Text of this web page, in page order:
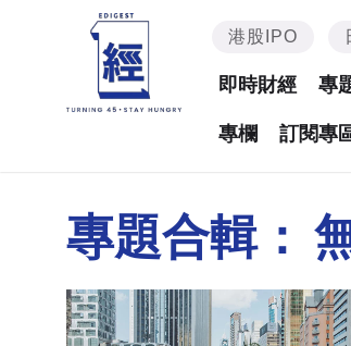
港股IPO
即時財經 專
專欄 訂閱專
專題合輯：